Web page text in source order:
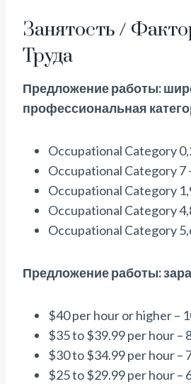
Занятость /
Труда
Предложение работы:
профессиональная
Occupational Category
Occupational Category 7
Occupational Category
Occupational Category
Occupational Category
Предложение работы:
$40 per hour or higher –
$35 to $39.99 per hour –
$30 to $34.99 per hour –
$25 to $29.99 per hour –